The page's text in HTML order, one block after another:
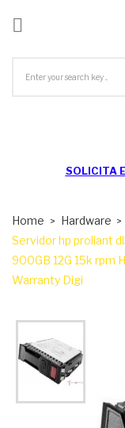

SOLICITA
Home Hardware
Servidor hp proliant
900GB 12G 15k rpm
Warranty Digi